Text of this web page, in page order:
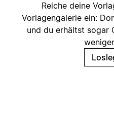
Reiche deine
Vorlagengalerie ein:
und du erhältst sogar